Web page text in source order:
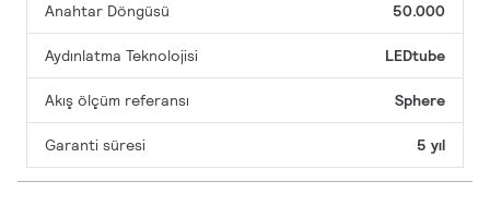
Anahtar Döngüsü 50.000
Aydınlatma Teknolojisi LEDtube
Akış ölçüm referansı Sphere
Garanti süresi 5 yıl